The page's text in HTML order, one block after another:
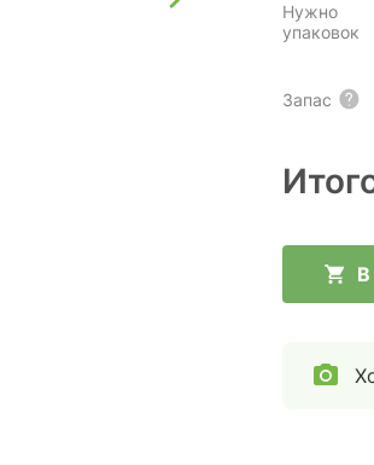
Нужно
упаковок
Запас
В